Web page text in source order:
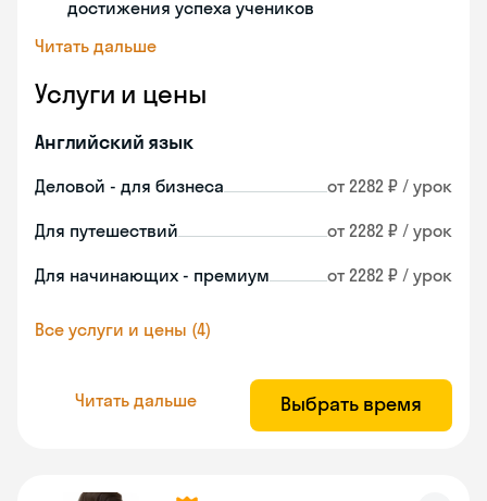
достижения успеха учеников
Читать дальше
Услуги и цены
Английский язык
Деловой - для бизнеса от 2282 ₽ / урок
Для путешествий от 2282 ₽ / урок
Для начинающих - премиум от 2282 ₽ / урок
Все услуги и цены (4)
Читать дальше Выбрать время